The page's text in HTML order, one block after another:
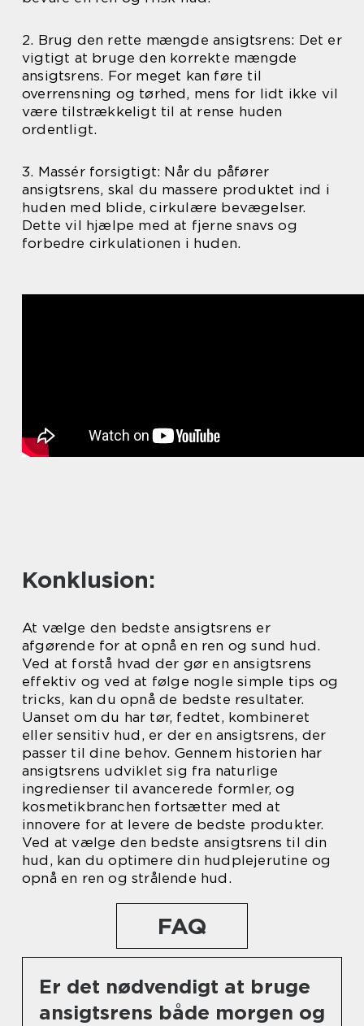
2. Brug den rette mængde ansigtsrens: Det er
vigtigt at bruge den korrekte mængde
ansigtsrens. For meget kan føre til
overrensning og tørhed, mens for lidt ikke vil
være tilstrækkeligt til at rense huden
ordentligt.
3. Massér forsigtigt: Når du påfører
ansigtsrens, skal du massere produktet ind i
huden med blide, cirkulære bevægelser.
Dette vil hjælpe med at fjerne snavs og
forbedre cirkulationen i huden.
Konklusion:
At vælge den bedste ansigtsrens er
afgørende for at opnå en ren og sund hud.
Ved at forstå hvad der gør en ansigtsrens
effektiv og ved at følge nogle simple tips og
tricks, kan du opnå de bedste resultater.
Uanset om du har tør, fedtet, kombineret
eller sensitiv hud, er der en ansigtsrens, der
passer til dine behov. Gennem historien har
ansigtsrens udviklet sig fra naturlige
ingredienser til avancerede formler, og
kosmetikbranchen fortsætter med at
innovere for at levere de bedste produkter.
Ved at vælge den bedste ansigtsrens til din
hud, kan du optimere din hudplejerutine og
opnå en ren og strålende hud.
FAQ
Er det nødvendigt at bruge
ansigtsrens både morgen og